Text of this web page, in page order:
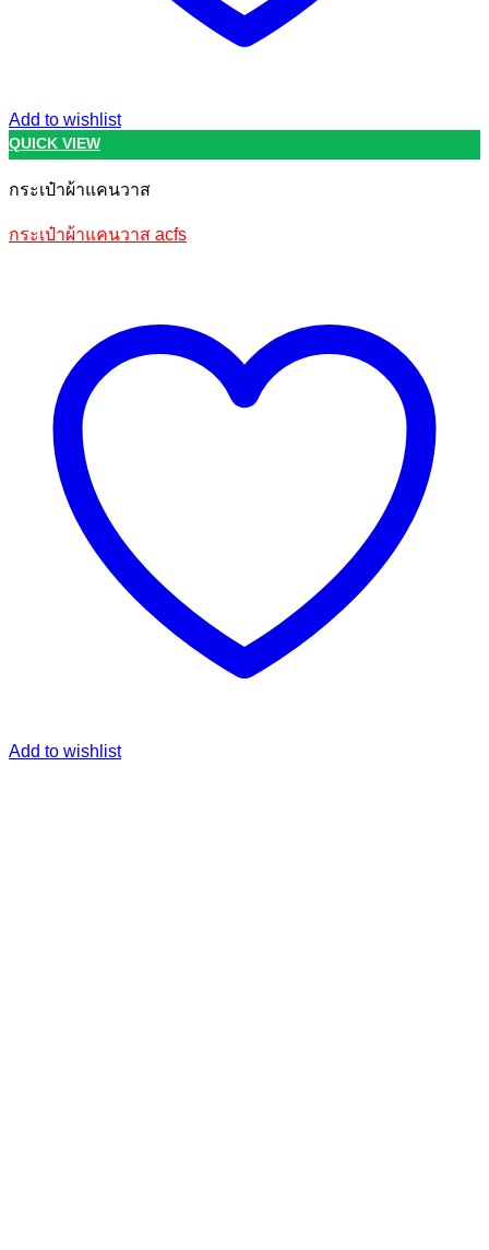
Add to wishlist
QUICK VIEW
กระเป๋าผ้าแคนวาส
กระเป๋าผ้าแคนวาส acfs
Add to wishlist